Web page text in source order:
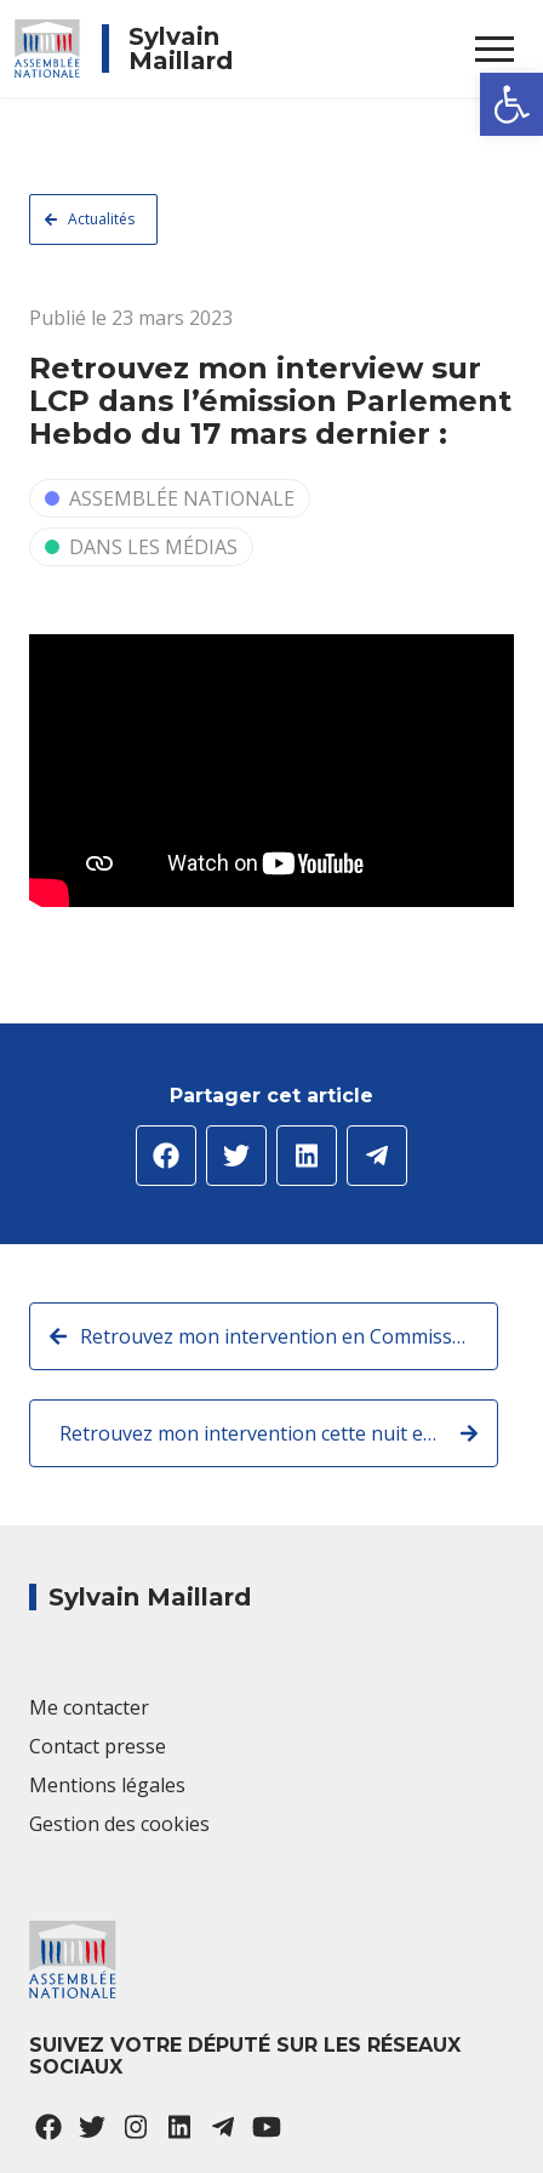
Ouvrir
Sylvain
Maillard
Actualités
Publié le 23 mars 2023
Retrouvez mon interview sur
LCP dans l’émission Parlement
Hebdo du 17 mars dernier :
ASSEMBLÉE NATIONALE
DANS LES MÉDIAS
Partager cet article
Retrouvez mon intervention en Commission des affaires étrangères à l'Assemblée nationale :
Retrouvez mon intervention cette nuit en séance publique :
Sylvain Maillard
Me contacter
Contact presse
Mentions légales
Gestion des cookies
SUIVEZ VOTRE DÉPUTÉ SUR LES RÉSEAUX
SOCIAUX